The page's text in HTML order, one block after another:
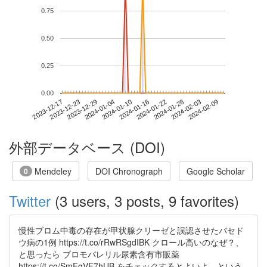
2023-12-172023-12-232023-12-292024-01-042024-01-102024-01-162024-01-222024-01-282024-02-032024-02-09
0.00
0.25
0.50
0.75
外部データベース (DOI)
0 Mendeley DOI Chronograph Google Scholar
Twitter (3 users, 3 posts, 9 favorites)
慢性ブロム中毒の存在が甲状腺クリーゼと誤認させたバセド
ウ病の1例 https://t.co/rRwRSgdIBK クロール高いのなぜ？、
と思ったら ブロモバレリル尿素含有市販薬